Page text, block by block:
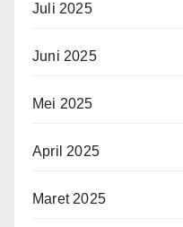
Juli 2025
Juni 2025
Mei 2025
April 2025
Maret 2025